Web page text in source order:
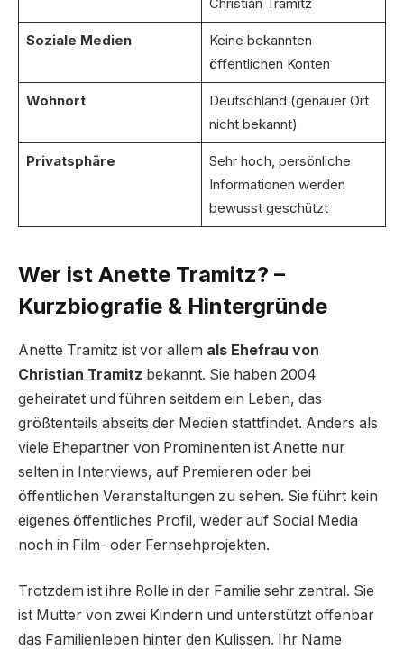
Soziale Medien
Keine bekannten
öffentlichen Konten
Wohnort
Deutschland (genauer Ort
nicht bekannt)
Privatsphäre
Sehr hoch, persönliche
Informationen werden
bewusst geschützt
Wer ist Anette Tramitz? –
Kurzbiografie & Hintergründe
Anette Tramitz ist vor allem als Ehefrau von
Christian Tramitz bekannt. Sie haben 2004
geheiratet und führen seitdem ein Leben, das
größtenteils abseits der Medien stattfindet. Anders als
viele Ehepartner von Prominenten ist Anette nur
selten in Interviews, auf Premieren oder bei
öffentlichen Veranstaltungen zu sehen. Sie führt kein
eigenes öffentliches Profil, weder auf Social Media
noch in Film- oder Fernsehprojekten.
Trotzdem ist ihre Rolle in der Familie sehr zentral. Sie
ist Mutter von zwei Kindern und unterstützt offenbar
das Familienleben hinter den Kulissen. Ihr Name